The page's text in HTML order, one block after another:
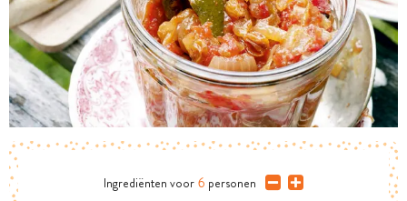
Ingrediënten voor 6 personen